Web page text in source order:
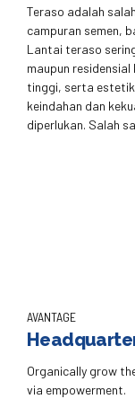
Teraso adalah
campuran semen,
Lantai teraso
maupun
tinggi, serta
keindahan dan
diperlukan. Salah
AVANTAGE
Organically grow
via empowerment.